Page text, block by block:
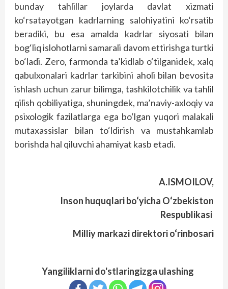
bunday tahlillar joylarda davlat xizmati
ko‘rsatayotgan kadrlarning salohiyatini ko‘rsatib
beradiki, bu esa amalda kadrlar siyosati bilan
bog‘liq islohotlarni samarali davom ettirishga turtki
bo‘ladi. Zero, farmonda ta’kidlab o‘tilganidek, xalq
qabulxonalari kadrlar tarkibini aholi bilan bevosita
ishlash uchun zarur bilimga, tashkilotchilik va tahlil
qilish qobiliyatiga, shuningdek, ma’naviy-axloqiy va
psixologik fazilatlarga ega bo‘lgan yuqori malakali
mutaxassislar bilan to‘ldirish va mustahkamlab
borishda hal qiluvchi ahamiyat kasb etadi.
A.ISMOILOV,
Inson huquqlari bo‘yicha O‘zbekiston
Respublikasi
Milliy markazi direktori o‘rinbosari
Yangiliklarni do'stlaringizga ulashing